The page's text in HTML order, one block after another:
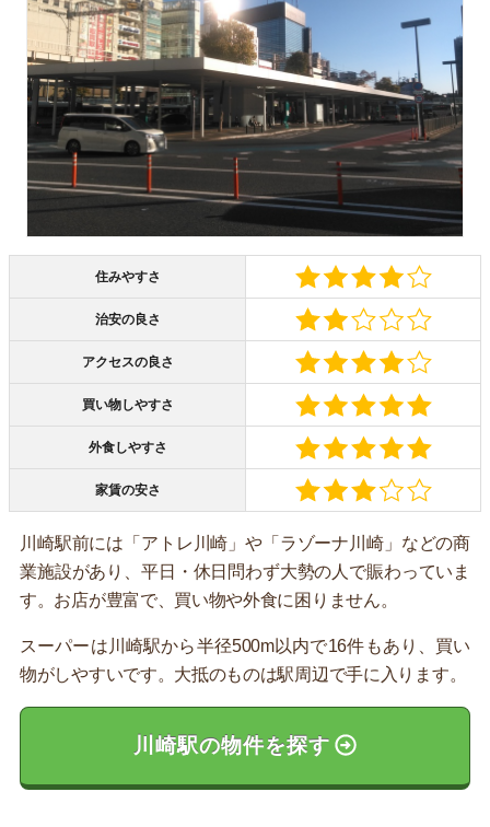
住みやすさ
治安の良さ
アクセスの良さ
買い物しやすさ
外食しやすさ
家賃の安さ
川崎駅前には「アトレ川崎」や「ラゾーナ川崎」などの商
業施設があり、平日・休日問わず大勢の人で賑わっていま
す。お店が豊富で、買い物や外食に困りません。
スーパーは川崎駅から半径500m以内で16件もあり、買い
物がしやすいです。大抵のものは駅周辺で手に入ります。
川崎駅の物件を探す